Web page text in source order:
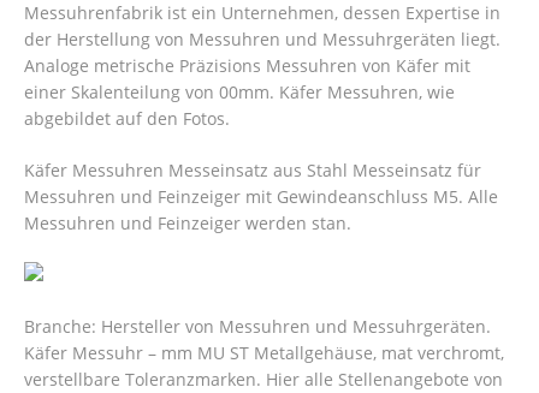
Messuhrenfabrik ist ein Unternehmen, dessen Expertise in
der Herstellung von Messuhren und Messuhrgeräten liegt.
Analoge metrische Präzisions Messuhren von Käfer mit
einer Skalenteilung von 00mm. Käfer Messuhren, wie
abgebildet auf den Fotos.
Käfer Messuhren Messeinsatz aus Stahl Messeinsatz für
Messuhren und Feinzeiger mit Gewindeanschluss M5. Alle
Messuhren und Feinzeiger werden stan.
Branche: Hersteller von Messuhren und Messuhrgeräten.
Käfer Messuhr – mm MU ST Metallgehäuse, mat verchromt,
verstellbare Toleranzmarken. Hier alle Stellenangebote von